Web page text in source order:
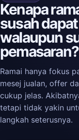
Kenapa
susah
walaupun
pemasaran?
Ramai hanya fokus
mesej jualan, offer
cukup jelas.
tetapi tidak yakin
langkah seterusnya.